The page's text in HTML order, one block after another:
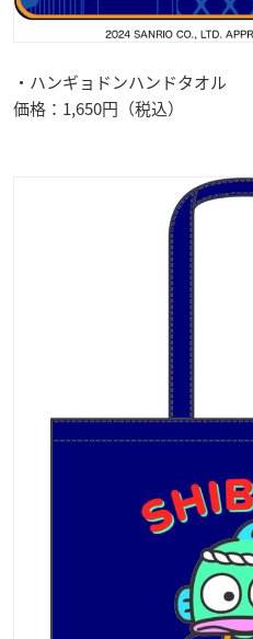
・ハンギョドンハンドタオル
価格：1,650円（税込）